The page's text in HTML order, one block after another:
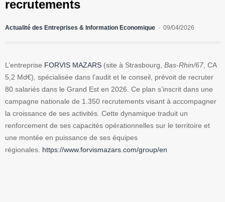
recrutements
Actualité des Entreprises & Information Economique 09/04/2026
L’entreprise FORVIS MAZARS (site à Strasbourg, Bas-Rhin/67, CA
5,2 Md€), spécialisée dans l’audit et le conseil, prévoit de recruter
80 salariés dans le Grand Est en 2026. Ce plan s’inscrit dans une
campagne nationale de 1.350 recrutements visant à accompagner
la croissance de ses activités. Cette dynamique traduit un
renforcement de ses capacités opérationnelles sur le territoire et
une montée en puissance de ses équipes
régionales. https://www.forvismazars.com/group/en